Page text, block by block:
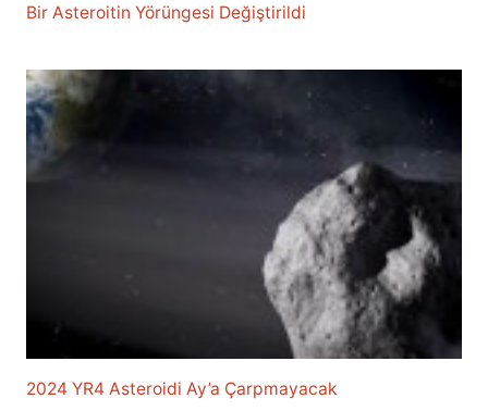
Bir Asteroitin Yörüngesi Değiştirildi
2024 YR4 Asteroidi Ay’a Çarpmayacak